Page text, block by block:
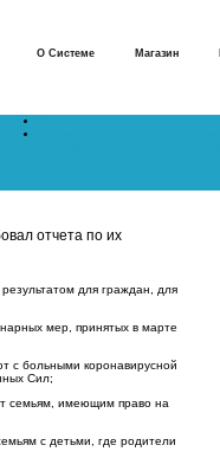
О Системе Магазин
отчета по их
для граждан, для
мер, принятых в марте
с больными коронавирусной
Сил;
семьям, имеющим право на
с детьми, где родители